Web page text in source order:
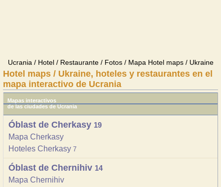
Ucrania / Hotel / Restaurante / Fotos / Mapa Hotel maps / Ukraine
Hotel maps / Ukraine, hoteles y restaurantes en el
mapa interactivo de Ucrania
Mapas interactivos
de las ciudades de Ucrania
Óblast de Cherkasy 19
Mapa Cherkasy
Hoteles Cherkasy 7
Óblast de Chernihiv 14
Mapa Chernihiv